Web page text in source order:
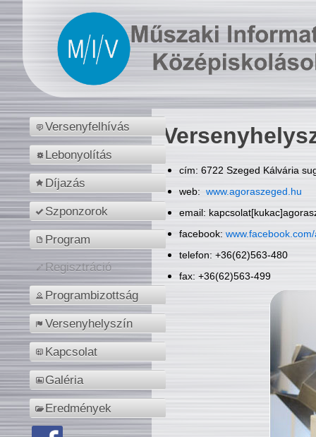
Versenyfelhívás
Lebonyolítás
Díjazás
Szponzorok
Program
Regisztráció
Programbizottság
Versenyhelyszín
Kapcsolat
Galéria
Eredmények
cím: 6722 Szeged Kálvária
web: www.agoraszeged.hu
email:
facebook:
telefon: +36(62)563-480
fax: +36(62)563-499